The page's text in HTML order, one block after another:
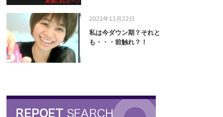
2021年11月22日
私は今ダウン期？それと
も・・・前触れ？！